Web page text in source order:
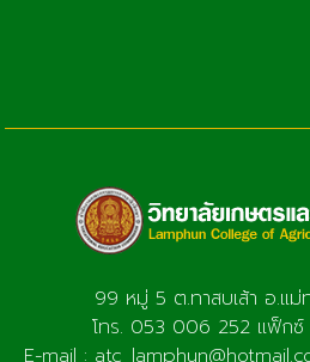
99 หมู่ 5 ต.ทาสบเส้า อ.แม่
โทร. 053 006 252 แฟ็ก
E-mail :